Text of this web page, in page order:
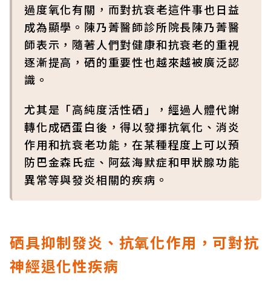
過度氧化有關，而對抗衰老這件事也日益
成為顯學。陳乃菁醫師診所院長陳乃菁醫
師表示，隨著人們對健康和抗衰老的重視
逐漸提高，硒的重要性也越來越被廣泛認
識。
尤其是「高純度活性硒」，經過人體代謝
轉化成硒蛋白後，得以發揮抗氧化、消炎
作用和抗衰老功能，在某種程度上可以預
防巴金森氏症、阿茲海默症和甲狀腺功能
異常等與發炎相關的疾病。
硒具抑制發炎、抗氧化作用，可對抗
神經退化性疾病